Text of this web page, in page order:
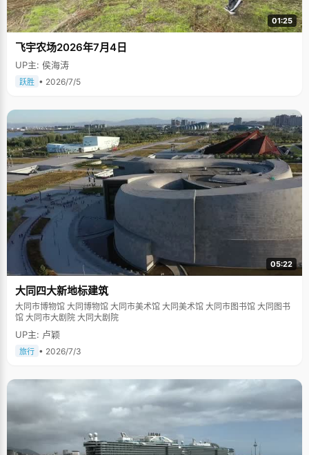
01:25
飞宇农场2026年7月4日
UP主: 侯海涛
跃胜 • 2026/7/5
05:22
大同四大新地标建筑
大同市博物馆 大同博物馆 大同市美术馆 大同美术馆 大同市图书馆 大同图书
馆 大同市大剧院 大同大剧院
UP主: 卢颖
旅行 • 2026/7/3